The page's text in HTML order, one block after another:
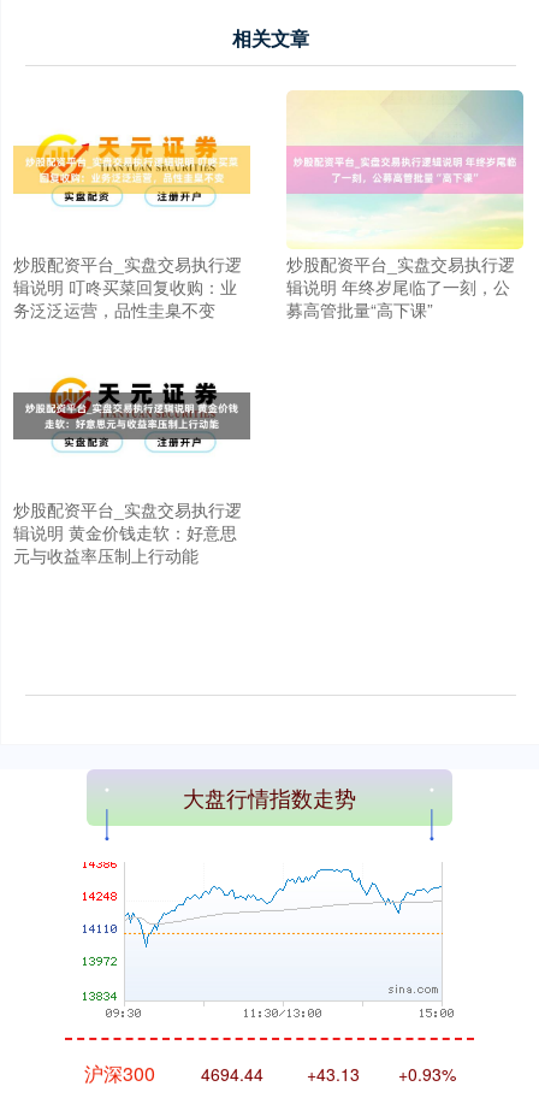
相关文章
炒股配资平台_实盘交易执行逻
辑说明 叮咚买菜回复收购：业
务泛泛运营，品性圭臬不变
炒股配资平台_实盘交易执行逻
辑说明 年终岁尾临了一刻，公
募高管批量“高下课”
炒股配资平台_实盘交易执行逻
辑说明 黄金价钱走软：好意思
元与收益率压制上行动能
大盘行情指数走势
上证综指 3940.04
深证成指 +1.42%
沪深300 4694.44 +43.13 +0.93%